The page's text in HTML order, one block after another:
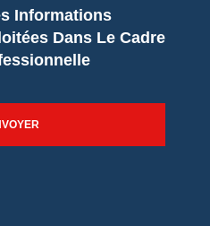
Informations
Dans Le Cadre